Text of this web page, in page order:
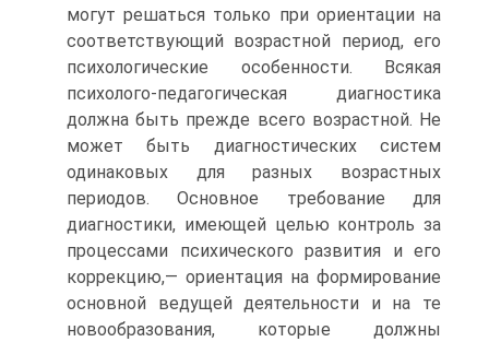
могут решаться только при ориентации на
соответствующий возрастной период, его
психологические особенности. Всякая
психолого-педагогическая диагностика
должна быть прежде всего возрастной. Не
может быть диагностических систем
одинаковых для разных возрастных
периодов. Основное требование для
диагностики, имеющей целью контроль за
процессами психического развития и его
коррекцию,— ориентация на формирование
основной ведущей деятельности и на те
новообразования, которые должны